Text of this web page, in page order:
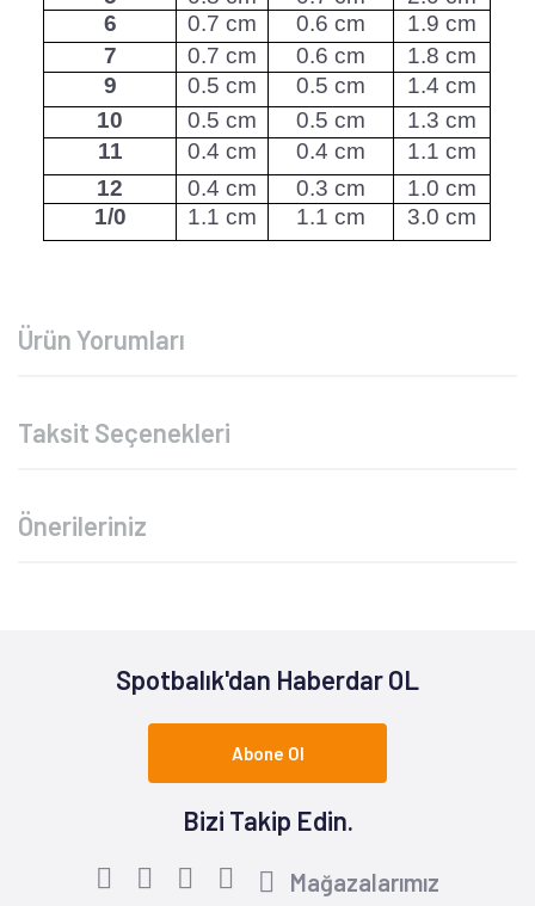
6
0.7 cm 0.6 cm
1.9 cm
7
0.7 cm 0.6 cm
1.8 cm
9
0.5 cm 0.5 cm
1.4 cm
10
0.5 cm 0.5 cm
1.3 cm
11
0.4 cm 0.4 cm
1.1 cm
12
0.4 cm 0.3 cm
1.0 cm
1/0
1.1 cm 1.1 cm 3.0 cm
Ürün Yorumları
Taksit Seçenekleri
Önerileriniz
Spotbalık'dan Haberdar OL
Abone Ol
Bizi Takip Edin.
Mağazalarımız